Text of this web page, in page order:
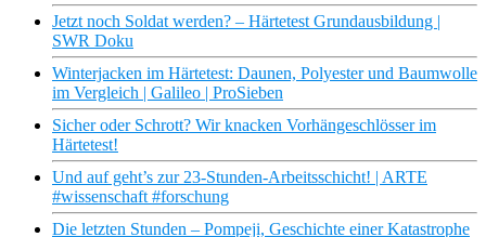
Jetzt noch Soldat werden? – Härtetest Grundausbildung |
SWR Doku
Winterjacken im Härtetest: Daunen, Polyester und Baumwolle
im Vergleich | Galileo | ProSieben
Sicher oder Schrott? Wir knacken Vorhängeschlösser im
Härtetest!
Und auf geht’s zur 23-Stunden-Arbeitsschicht! | ARTE
#wissenschaft #forschung
Die letzten Stunden – Pompeji, Geschichte einer Katastrophe